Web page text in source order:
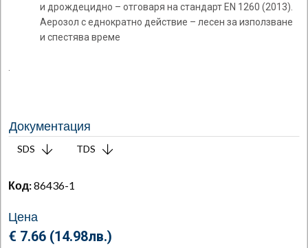
и дрождецидно – отговаря на стандарт EN 1260 (2013).
Аерозол с еднократно действие – лесен за използване
и спестява време
Документация
SDS TDS
Код:86436-1
Цена
€ 7.66 (14.98лв.)